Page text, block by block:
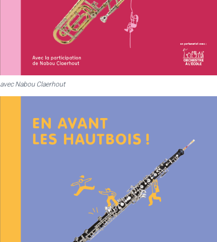
avec Nabou Claerhout